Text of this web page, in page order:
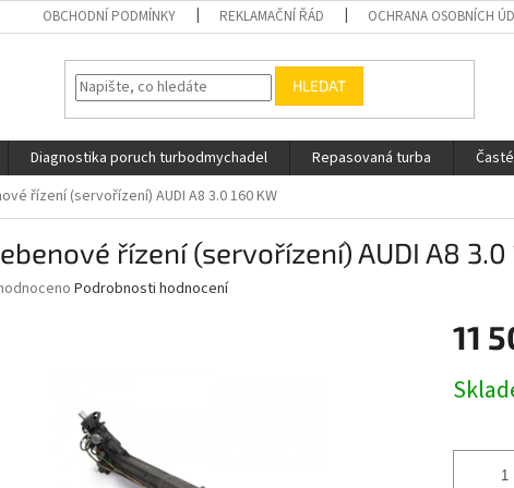
OBCHODNÍ PODMÍNKY REKLAMAČNÍ ŘÁD OCHRANA OSOBNÍCH
HLEDAT
Diagnostika poruch turbodmychadel Repasovaná turba
řízení (servořízení) AUDI A8 3.0 160 KW
řízení (servořízení) AUDI A8 3.0
Podrobnosti hodnocení
11
cena: